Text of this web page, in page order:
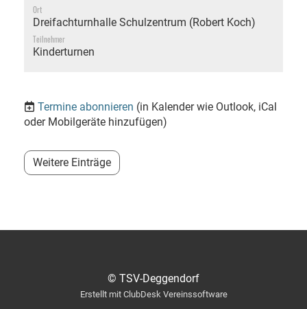
Ort
Dreifachturnhalle Schulzentrum (Robert Koch)
Teilnehmer
Kinderturnen
Termine abonnieren (in Kalender wie Outlook, iCal
oder Mobilgeräte hinzufügen)
Weitere Einträge
© TSV-Deggendorf
Erstellt mit ClubDesk Vereinssoftware